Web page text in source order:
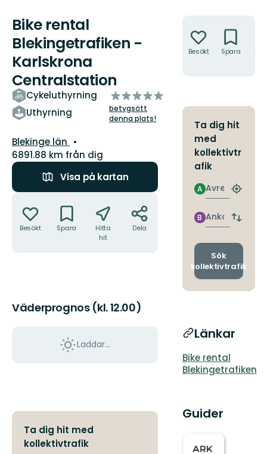
Bike rental
Blekingetrafiken -
Karlskrona
Centralstation
Cykeluthyrning
Uthyrning
av
5
stjärnor
betygsätt
denna plats!
Län:
Blekinge län
6891.88 km från dig
Visa på kartan
Besökt Spara
Hitta
hit
Dela
Väderprognos (kl. 12.00)
Laddar...
Ta dig hit med
kollektivtrafik
Besökt Spara
Ta dig hit
med
kollektivtr
afik
Avresa
A
Hitta
Ankomst
B
Byt
och
Sök
kollektivtrafik
Länkar
Bike rental
Blekingetrafiken
Guider